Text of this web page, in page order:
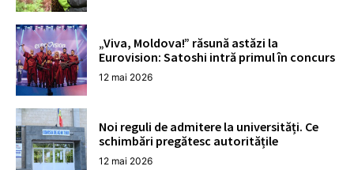
„Viva, Moldova!” răsună astăzi la
Eurovision: Satoshi intră primul în concurs
12 mai 2026
Noi reguli de admitere la universități. Ce
schimbări pregătesc autoritățile
12 mai 2026